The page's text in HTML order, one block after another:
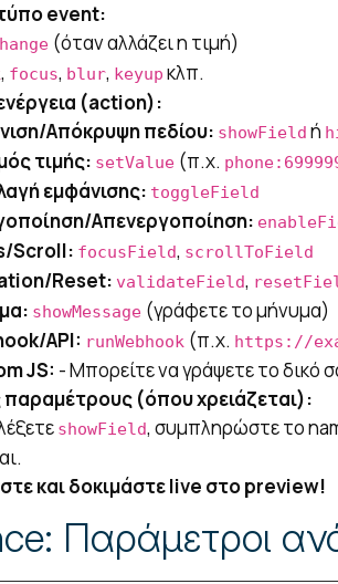
event:
(όταν αλλάζει η τιμή)
, focus, blur, keyup κλπ.
(action):
Απόκρυψη πεδίου: showField ή
τιμής: setValue (π.χ.
εμφάνισης: toggleField
Απενεργοποίηση:
Scroll: focusField, scrollToField
Reset: validateField,
showMessage (γράφετε το μήνυμα)
API: runWebhook (π.χ. https://
JS: - Μπορείτε να γράψετε το δικό
παραμέτρους (όπου χρειάζεται):
showField, συμπληρώστε το
και δοκιμάστε live στο preview!
Παράμετροι